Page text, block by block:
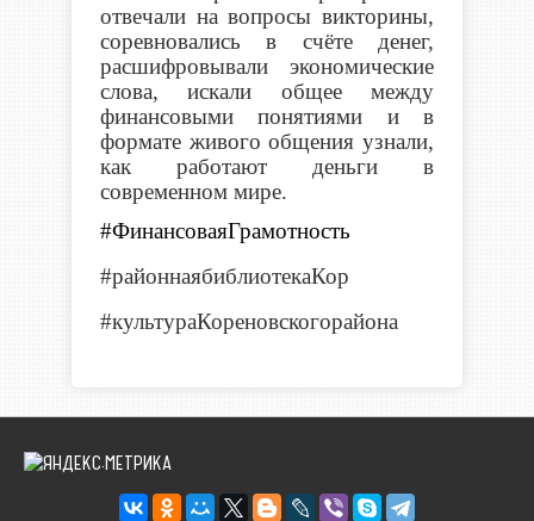
отвечали на вопросы викторины,
соревновались в счёте денег,
расшифровывали экономические
слова, искали общее между
финансовыми понятиями и в
формате живого общения узнали,
как работают деньги в
современном мире.
#ФинансоваяГрамотность
#районнаябиблиотекаКор
#культураКореновскогорайона